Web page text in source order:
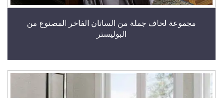
مجموعة لحاف جملة من الساتان الفاخر المصنوع من
البوليستر